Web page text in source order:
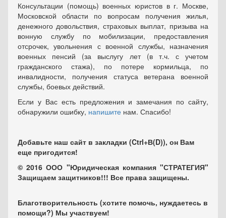
Консультации (помощь) военных юристов в г. Москве,
Московской области по вопросам получения жилья,
денежного довольствия, страховых выплат, призыва на
вонную службу по мобилизации, предоставления
отсрочек, увольнения с военной службы, назначения
военных пенсий (за выслугу лет (в т.ч. с учетом
гражданского стажа), по потере кормильца, по
инвалидности, получения статуса ветерана военной
службы, боевых действий.
Если у Вас есть предложения и замечания по сайту,
обнаружили ошибку, напишите нам. Спасибо!
Добавьте наш сайт в закладки (Ctrl+В(D)), он Вам
еще пригодится!
© 2016 ООО "Юридическая компания "СТРАТЕГИЯ"
Защищаем защитников!!! Все права защищены.
Благотворительность (хотите помочь, нуждаетесь в
помощи?) Мы участвуем!